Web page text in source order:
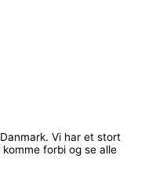
Vi har et stort
forbi og se alle